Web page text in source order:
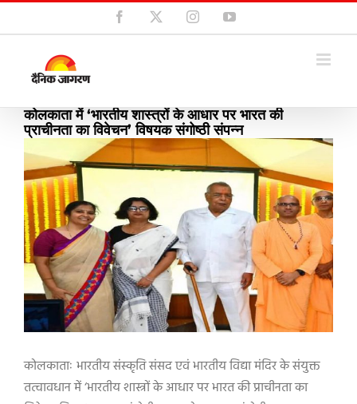
Skip
to
Facebook InstagramYouTube
कोलकाता में ‘भारतीय शास्त्रों के आधार पर भारत की
प्राचीनता का विवेचन’ विषयक संगोष्ठी संपन्न
View
Larger
Image
कोलकाताः भारतीय संस्कृति संसद एवं भारतीय विद्या मंदिर के संयुक्त
तत्वावधान में ‘भारतीय शास्त्रों के आधार पर भारत की प्राचीनता का